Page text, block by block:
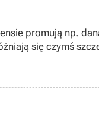
promują np.
się czymś
prezentują się